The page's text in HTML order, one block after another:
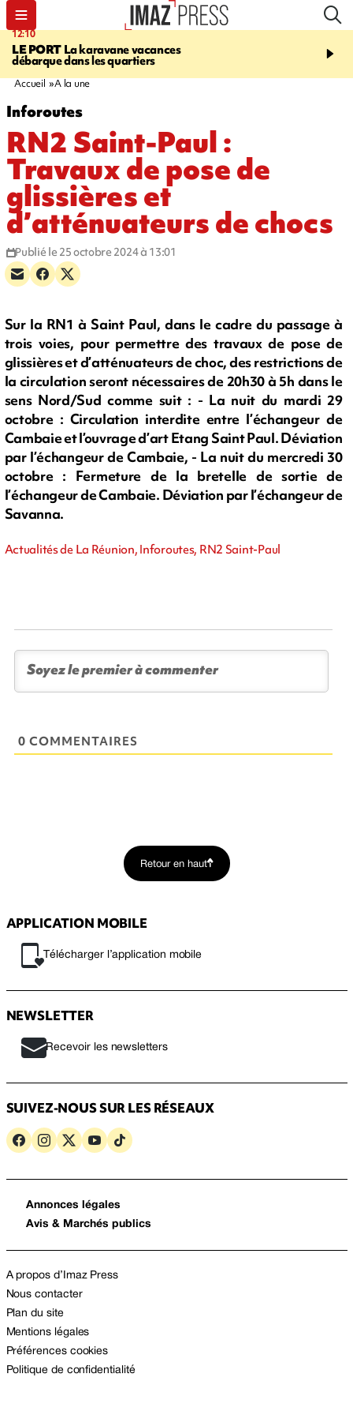
12:10
LE PORT La karavane vacances
débarque dans les quartiers
16:49
Un
bouledogue observé
Accueil A la une
Inforoutes
RN2 Saint-Paul :
Travaux de pose de
glissières et
d’atténuateurs de chocs​
Publié le 25 octobre 2024 à 13:01
Sur la RN1 à Saint Paul, dans le cadre du passage à
trois voies, pour permettre des travaux de pose de
glissières et d’atténuateurs de choc, des restrictions de
la circulation seront nécessaires de 20h30 à 5h dans le
sens Nord/Sud comme suit : - La nuit du mardi 29
octobre : Circulation interdite entre l’échangeur de
Cambaie et l’ouvrage d’art Etang Saint Paul. Déviation
par l’échangeur de Cambaie, - La nuit du mercredi 30
octobre : Fermeture de la bretelle de sortie de
l’échangeur de Cambaie. Déviation par l’échangeur de
Savanna.
Actualités de La Réunion, Inforoutes, RN2 Saint-Paul
0 COMMENTAIRES
Retour en haut
APPLICATION MOBILE
Télécharger l’application mobile
NEWSLETTER
Recevoir les newsletters
SUIVEZ-NOUS SUR LES RÉSEAUX
Annonces légales
Avis & Marchés publics
A propos d’Imaz Press
Nous contacter
Plan du site
Mentions légales
Préférences cookies
Politique de confidentialité